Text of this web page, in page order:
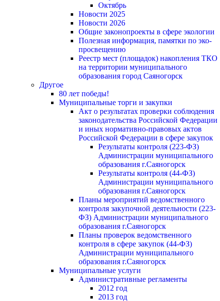
Октябрь
Новости 2025
Новости 2026
Общие законопроекты в сфере экологии
Полезная информация, памятки по эко-
просвещению
Реестр мест (площадок) накопления ТКО
на территории муниципального
образования город Саяногорск
Другое
80 лет победы!
Муниципальные торги и закупки
Акт о результатах проверки соблюдения
законодательства Российской Федерации
и иных нормативно-правовых актов
Российской Федерации в сфере закупок
Результаты контроля (223-ФЗ)
Администрации муниципального
образования г.Саяногорск
Результаты контроля (44-ФЗ)
Администрации муниципального
образования г.Саяногорск
Планы мероприятий ведомственного
контроля закупочной деятельности (223-
ФЗ) Администрации муниципального
образования г.Саяногорск
Планы проверок ведомственного
контроля в сфере закупок (44-ФЗ)
Администрации муниципального
образования г.Саяногорск
Муниципальные услуги
Административные регламенты
2012 год
2013 год